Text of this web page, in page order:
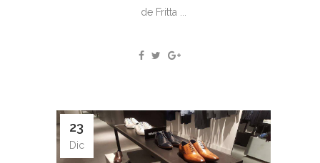
de Fritta ...
23
Dic